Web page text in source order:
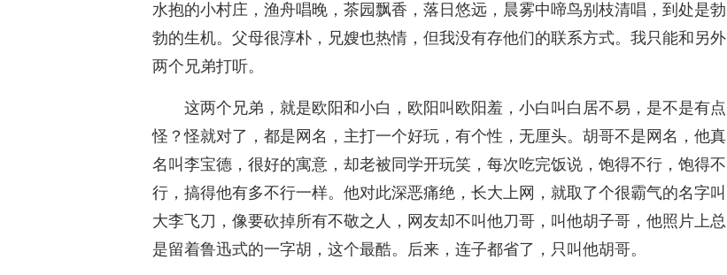
水抱的小村庄，渔舟唱晚，茶园飘香，落日悠远，晨雾中啼鸟别枝清唱，到处是勃
勃的生机。父母很淳朴，兄嫂也热情，但我没有存他们的联系方式。我只能和另外
两个兄弟打听。
这两个兄弟，就是欧阳和小白，欧阳叫欧阳羞，小白叫白居不易，是不是有点
怪？怪就对了，都是网名，主打一个好玩，有个性，无厘头。胡哥不是网名，他真
名叫李宝德，很好的寓意，却老被同学开玩笑，每次吃完饭说，饱得不行，饱得不
行，搞得他有多不行一样。他对此深恶痛绝，长大上网，就取了个很霸气的名字叫
大李飞刀，像要砍掉所有不敬之人，网友却不叫他刀哥，叫他胡子哥，他照片上总
是留着鲁迅式的一字胡，这个最酷。后来，连子都省了，只叫他胡哥。